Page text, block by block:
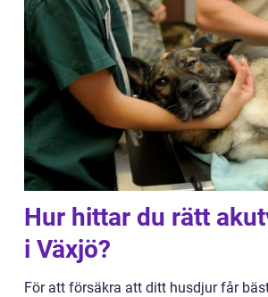
Hur hittar du rätt
i Växjö?
För att försäkra att ditt husdjur får